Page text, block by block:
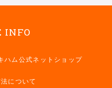
INFO
ハム公式ネットショップ
について